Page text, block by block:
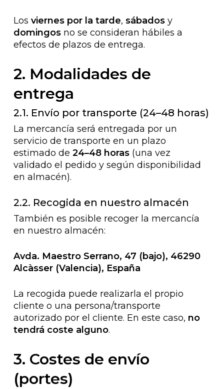
Los viernes por la tarde, sábadosy
domingosno se consideran hábiles a
efectos de plazos de entrega.
2. Modalidades de
entrega
2.1. Envío por transporte (24–48 horas)
La mercancía será entregada por un
servicio de transporte en un plazo
estimado de 24–48 horas(una vez
validado el pedido y según disponibilidad
en almacén).
2.2. Recogida en nuestro almacén
También es posible recoger la mercancía
en nuestro almacén:
Avda. Maestro Serrano, 47 (bajo), 46290
Alcàsser (Valencia), España
La recogida puede realizarla el propio
cliente o una persona/transporte
autorizado por el cliente. En este caso, no
tendrá coste alguno.
3. Costes de envío
(portes)